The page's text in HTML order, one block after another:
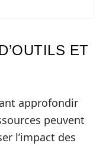
ET
approfondir
peuvent
l’impact des